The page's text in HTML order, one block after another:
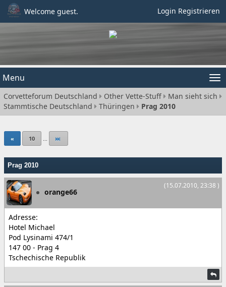
Welcome guest. Login Registrieren
Menu
Corvetteforum Deutschland Other Vette-Stuff
Man sieht sich
Stammtische Deutschland
Thüringen Prag 2010
« 10 ...
Prag 2010
(15.07.2010, 23:38 )
orange66
Adresse:
Hotel Michael
Pod Lysinami 474/1
147 00 - Prag 4
Tschechische Republik